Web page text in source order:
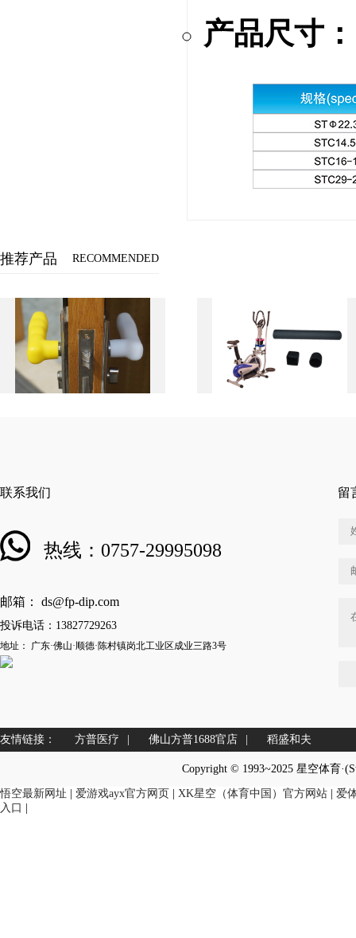
产品尺寸：
推荐产品 RECOMMENDED
联系我们
热线：0757-29995098
邮箱： ds@fp-dip.com
投诉电话：13827729263
地址： 广东·佛山·顺德·陈村镇岗北工业区成业三路3号
留
友情链接： 方普医疗 | 佛山方普1688官店 | 稻盛和夫
Copyright © 1993~2025 星空体育
悟空最新网址 | 爱游戏ayx官方网页 | XK星空（体育中国）官方网站 | 爱
入口 |